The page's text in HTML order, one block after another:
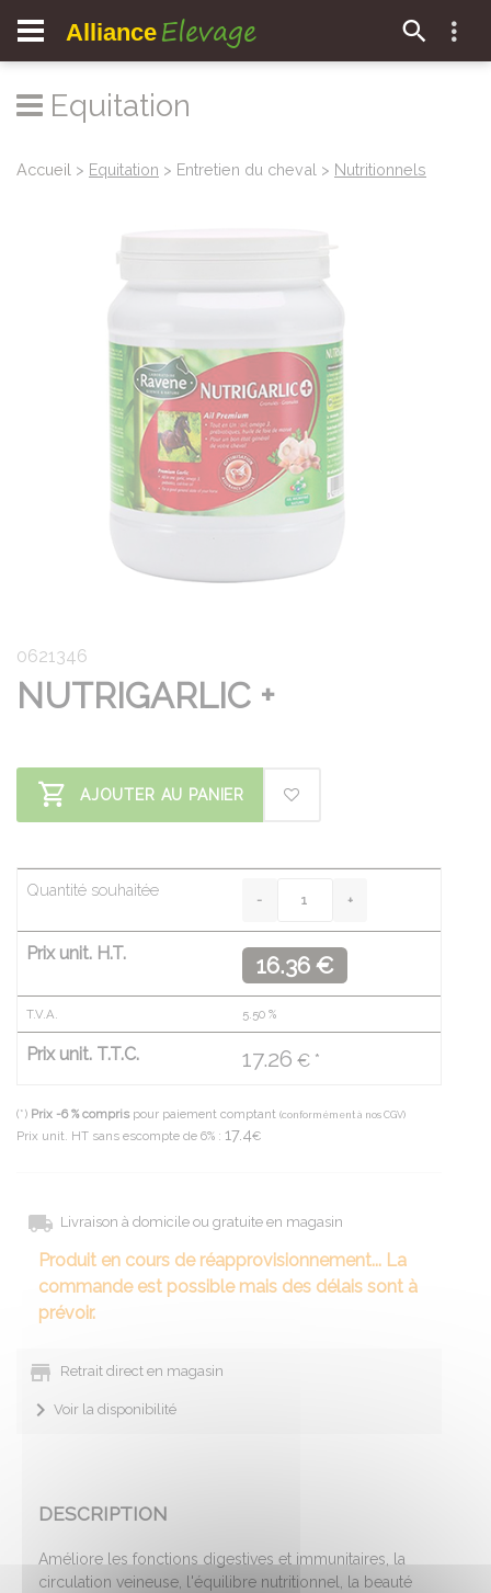
Alliance Elevage
Equitation
Accueil > Equitation > Entretien du cheval > Nutritionnels
0621346
NUTRIGARLIC +
AJOUTER AU PANIER
Quantité souhaitée
Prix unit. H.T. 16.36 €
T.V.A. 5.50 %
Prix unit. T.T.C. 17.26 € *
(*) Prix -6 % compris pour paiement comptant (conformément à nos CGV)
Prix unit. HT sans escompte de 6% : 17.4€
Livraison à domicile ou gratuite en magasin
Produit en cours de réapprovisionnement... La
commande est possible mais des délais sont à
prévoir.
Retrait direct en magasin
Voir la disponibilité
DESCRIPTION
Améliore les fonctions digestives et immunitaires, la
circulation veineuse, l'équilibre nutritionnel, la beauté